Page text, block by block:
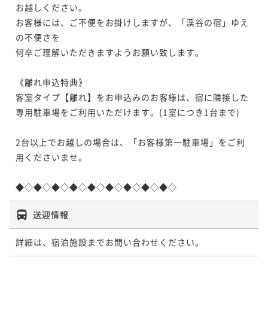
お越しください。
お客様には、ご不便をお掛けしますが、「渓谷の宿」ゆえ
の不便さを
何卒ご理解いただきますようお願い致します。
《離れ申込特典》
客室タイプ【離れ】をお申込みのお客様は、宿に隣接した
専用駐車場をご利用いただけます。(1室につき1台まで)
2台以上でお越しの場合は、「お客様第一駐車場」をご利
用くださいませ。
◆◇◆◇◆◇◆◇◆◇◆◇◆◇◆◇◆◇
送迎情報
詳細は、宿泊施設までお問い合わせください。